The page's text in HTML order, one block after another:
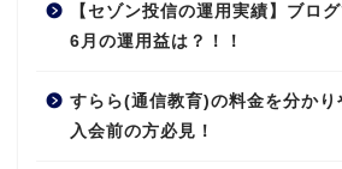
【セゾン投信の運用実績】ブロ
6月の運用益は？！！
すらら(通信教育)の料金を分かり
入会前の方必見！